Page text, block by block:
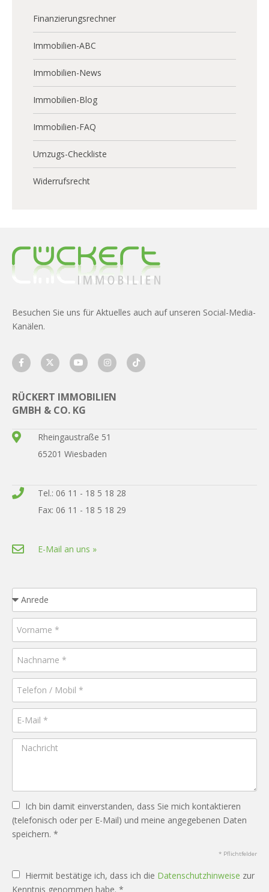
Finanzierungsrechner
Immobilien-ABC
Immobilien-News
Immobilien-Blog
Immobilien-FAQ
Umzugs-Checkliste
Widerrufsrecht
Besuchen Sie uns für Aktuelles auch auf unseren Social-Media-
Kanälen.
RÜCKERT IMMOBILIEN
GMBH & CO. KG
Rheingaustraße 51
65201 Wiesbaden
Tel.: 06 11 - 18 5 18 28
Fax: 06 11 - 18 5 18 29
E-Mail an uns »
Ich bin damit einverstanden, dass Sie mich kontaktieren
(telefonisch oder per E-Mail) und meine angegebenen Daten
speichern. *
* Pflichtfelder
Hiermit bestätige ich, dass ich die Datenschutzhinweise zur
Kenntnis genommen habe. *